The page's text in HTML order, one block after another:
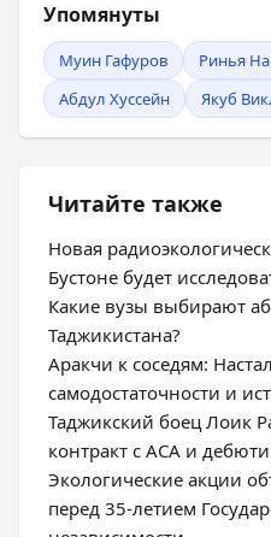
Упомянуты
Муин Гафуров Ринья
Абдул Хуссейн
Якуб
Читайте также
Новая
Бустоне будет
Какие вузы выбирают
Таджикистана?
Аракчи к соседям:
самодостаточности и
Таджикский боец Лоик
контракт с ACA и
Экологические акции
перед 35-летием